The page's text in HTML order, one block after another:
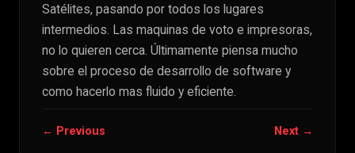
Satélites, pasando por todos los lugares
intermedios. Las maquinas de voto e impresoras,
no lo quieren cerca. Últimamente piensa mucho
sobre el proceso de desarrollo de software y
como hacerlo mas fluido y eficiente.
← Previous Next →